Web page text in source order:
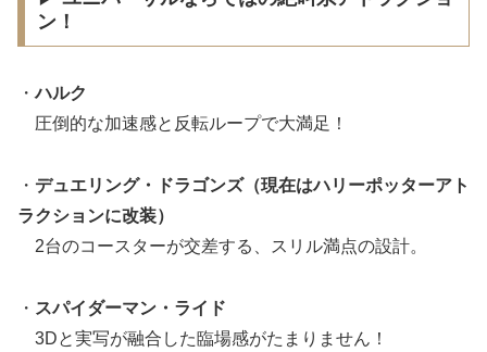
ン！
・ハルク
圧倒的な加速感と反転ループで大満足！
・ デュエリング・ドラゴンズ（現在はハリーポッターアト
ラクションに改装）
2台のコースターが交差する、スリル満点の設計。
・ スパイダーマン・ライド
3Dと実写が融合した臨場感がたまりません！